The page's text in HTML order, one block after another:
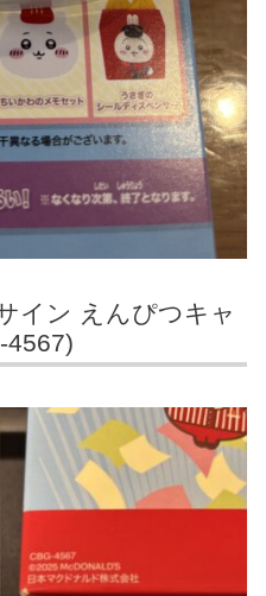
イン えんぴつキャ
4567)